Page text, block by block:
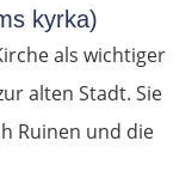
kyrka)
als wichtiger
alten Stadt. Sie
Ruinen und die